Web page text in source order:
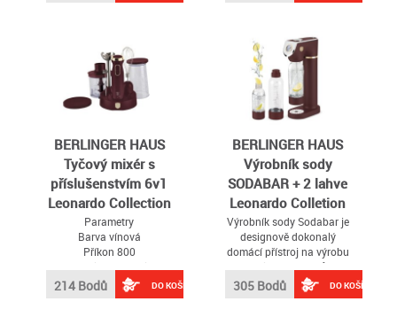
BERLINGER HAUS
Tyčový mixér s
příslušenstvím 6v1
Leonardo Collection
BH-9563
Parametry
Barva vínová
Příkon 800
Materiál nádoby plast
Typ mixéru tyčový
214 Bodů DO KOŠÍKU
BERLINGER HAUS
Výrobník sody
SODABAR + 2 lahve
Leonardo Colletion
BH-8555
Výrobník sody Sodabar je
designově dokonalý
domácí přístroj na výrobu
perlivých nápojů
305 Bodů DO KOŠÍKU